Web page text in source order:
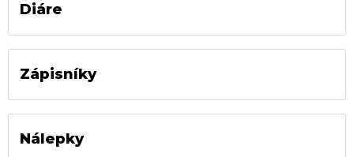
Diáre
Zápisníky
Nálepky